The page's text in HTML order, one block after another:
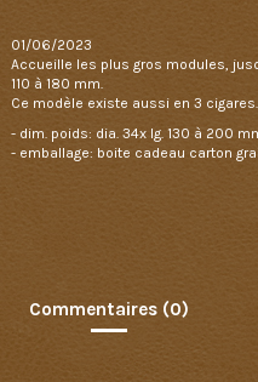
01/06/2023
Accueille les plus gros modules,
110 à 180 mm.
Ce modèle existe aussi en 3 cigares.
- dim. poids: dia. 34x lg. 130 à 200
- emballage: boite cadeau carton
Commentaires (0)